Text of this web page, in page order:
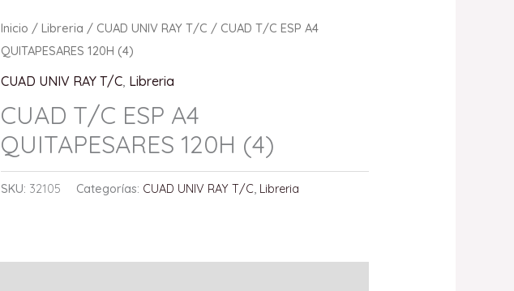
Inicio /Libreria / CUAD UNIV RAY T/C / CUAD T/C ESP A4
QUITAPESARES 120H (4)
CUAD UNIV RAY T/C, Libreria
CUAD T/C ESP A4
QUITAPESARES 120H (4)
SKU: 32105 Categorías: CUAD UNIV RAY T/C, Libreria